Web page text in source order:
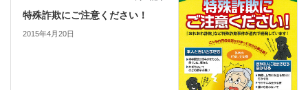
特殊詐欺にご注意ください！
2015年4月20日